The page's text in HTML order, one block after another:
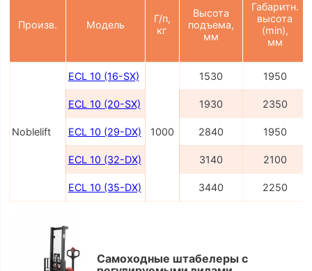
Произв. Модель
Г/п,
кг
Высота
подъема,
мм
Габаритн.
высота
(min),
мм
Noblelift
ECL 10 (16-SX)
1000
1530 1950
ECL 10 (20-SX) 1930 2350
ECL 10 (29-DX) 2840 1950
ECL 10 (32-DX) 3140 2100
ECL 10 (35-DX) 3440 2250
Самоходные штабелеры с